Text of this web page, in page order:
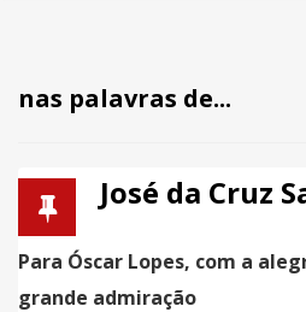
nas palavras de...
José da Cruz
Para Óscar Lopes, com a
grande admiração